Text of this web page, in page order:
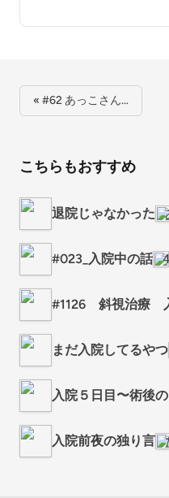
« #62 あっこさん…
こちらもおすすめ
退院じゃなかった
#023_入院中の話
#1126 斜視治療
まだ入院してるやつ
入院５日目〜術後
入院前夜の独り言